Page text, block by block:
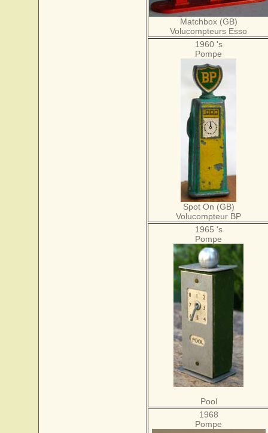
Matchbox (GB)
Volucompteurs Esso
1960 's
Pompe
Spot On (GB)
Volucompteur BP
1965 's
Pompe
Pool
1968
Pompe